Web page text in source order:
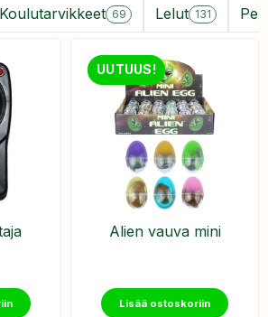
Koulutarvikkeet 69 Lelut 131
UUTUUS!
Alien vauva mini
Lisää ostoskoriin